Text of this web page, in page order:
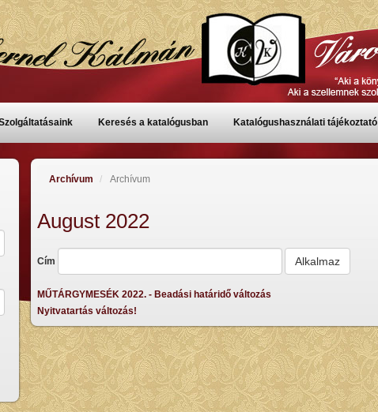
Keresés a katalógusban Katalógushasználati tájékoztató
Archívum Archívum
August 2022
Cím
MŰTÁRGYMESÉK 2022. - Beadási határidő változás
Nyitvatartás változás!